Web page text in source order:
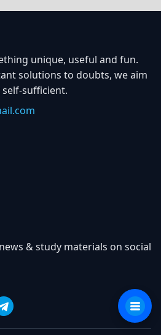
unique, useful and fun.
solutions to doubts, we aim
sufficient.
& study materials on social